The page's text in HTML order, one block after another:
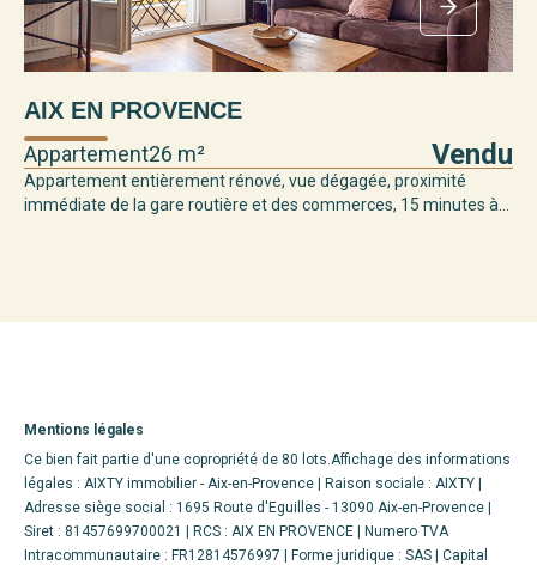
AIX EN PROVENCE
Appartement26 m² Vendu
Appartement entièrement rénové, vue dégagée, proximité
immédiate de la gare routière et des commerces, 15 minutes à...
Mentions légales
Ce bien fait partie d'une copropriété de 80 lots.Affichage des informations
légales : AIXTY immobilier - Aix-en-Provence | Raison sociale : AIXTY |
Adresse siège social : 1695 Route d'Eguilles - 13090 Aix-en-Provence |
Siret : 81457699700021 | RCS : AIX EN PROVENCE | Numero TVA
Intracommunautaire : FR12814576997 | Forme juridique : SAS | Capital